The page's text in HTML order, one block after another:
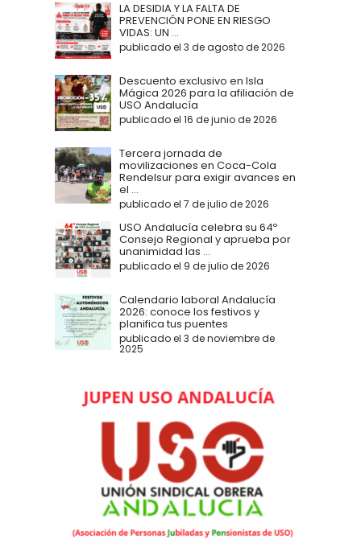
LA DESIDIA Y LA FALTA DE
PREVENCIÓN PONE EN RIESGO
VIDAS: UN ...
publicado el 3 de agosto de 2026
Descuento exclusivo en Isla
Mágica 2026 para la afiliación de
USO Andalucía
publicado el 16 de junio de 2026
Tercera jornada de
movilizaciones en Coca-Cola
Rendelsur para exigir avances en
el ...
publicado el 7 de julio de 2026
USO Andalucía celebra su 64º
Consejo Regional y aprueba por
unanimidad las ...
publicado el 9 de julio de 2026
Calendario laboral Andalucía
2026: conoce los festivos y
planifica tus puentes
publicado el 3 de noviembre de
2025